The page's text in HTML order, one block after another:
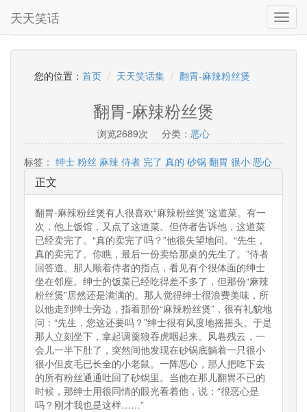
天天笑话
您的位置： 首页 天天笑话集 翻胃-麻辣粉丝煲
翻胃-麻辣粉丝煲
浏览2689次 分类： 恶心
标签： 绅士 粉丝 麻辣 侍者 完了 真的 砂锅 翻胃 很小 恶心
正文
翻胃-麻辣粉丝煲有人很喜欢“麻辣粉丝煲”这道菜。有一
次，他上饭馆，又点了这道菜。但侍者告诉他，这道菜
已经卖完了。“真的卖完了吗？”他很失望地问。“先生，
真的卖完了。你瞧，最后一份卖给那桌的先生了。”侍者
回答道。那人顺着侍者的指点，看见有个很体面的绅士
坐在邻座。绅士的饭菜已经吃得差不多了，但那份“麻辣
粉丝煲”居然还是满满的。那人觉得绅士很浪费美味，所
以他走到绅士旁边，指着那份“麻辣粉丝煲”，很有礼貌地
问：“先生，您这还要吗？”绅士很有风度地摇摇头。于是
那人立刻坐下，拿起调羹狼吞虎咽起来。风卷残云，一
会儿一半下肚了，突然间他发现在砂锅底躺着一只很小
很小但皮毛已长全的小老鼠。一阵恶心，那人把吃下去
的所有粉丝通通吐回了砂锅里。当他在那儿翻胃不已的
时候，那绅士用很同情的眼光看着他，说：“很恶心是
吗？刚才我也是这样……”